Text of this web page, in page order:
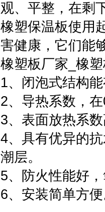
观、平整，在剩
橡塑保温板使用
害健康，它们能
橡塑板厂家_橡
1、闭泡式结构
2、导热系数，
3、表面放热系
4、具有优异的
潮层。
5、防火性能好
6、安装简单方